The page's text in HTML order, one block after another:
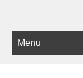
Menu